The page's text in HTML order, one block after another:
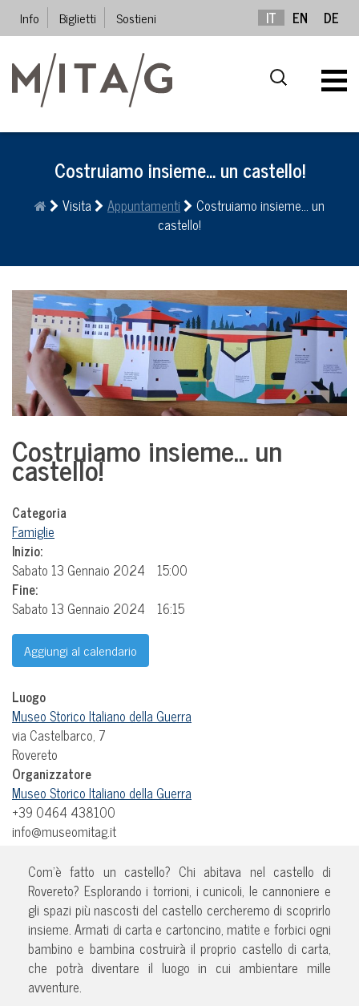
Info Biglietti Sostieni IT EN DE
Costruiamo insieme… un castello!
Visita Appuntamenti
Costruiamo insieme… un
castello!
Costruiamo insieme… un
castello!
Categoria
Famiglie
Inizio:
Sabato 13 Gennaio 2024
15:00
Fine:
Sabato 13 Gennaio 2024
16:15
Aggiungi al calendario
Luogo
Museo Storico Italiano della Guerra
via Castelbarco, 7
Rovereto
Organizzatore
Museo Storico Italiano della Guerra
+39 0464 438100
info@museomitag.it
Com’è fatto un castello? Chi abitava nel castello di
Rovereto? Esplorando i torrioni, i cunicoli, le cannoniere e
gli spazi più nascosti del castello cercheremo di scoprirlo
insieme. Armati di carta e cartoncino, matite e forbici ogni
bambino e bambina costruirà il proprio castello di carta,
che potrà diventare il luogo in cui ambientare mille
avventure.